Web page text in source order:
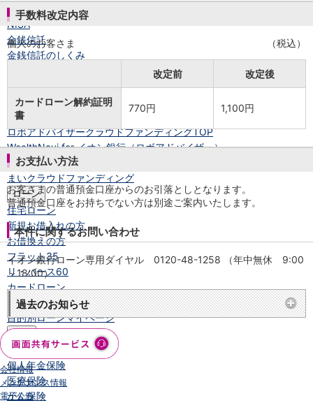
投信つみたて
NISA
金銭信託
金銭信託のしくみ
iDeCo・国民年金基金
iDeCo（個人型確定拠出年金）
国民年金基金
ロボアドバイザークラウドファンディングTOP
WealthNavi for イオン銀行（ロボアドバイザー）
funds
まいクラウドファンディング
ローン
住宅ローン
新規お借入れの方
お借換えの方
フラット35
リ・バース60
カードローン
目的別ローン
目的別ローンマイページ
保険TOP
個人年金保険
医療保険
がん保険
手数料改定内容
個人のお客さま （税込）
改定前 改定後
カードローン解約証明
書
770円 1,100円
お支払い方法
お客さまの普通預金口座からのお引落としとなります。
普通預金口座をお持ちでない方は別途ご案内いたします。
本件に関するお問い合わせ
イオン銀行ローン専用ダイヤル 0120-48-1258 （年中無休 9:00
～18:00）
過去のお知らせ
会社情報
メンテナンス情報
電子公告